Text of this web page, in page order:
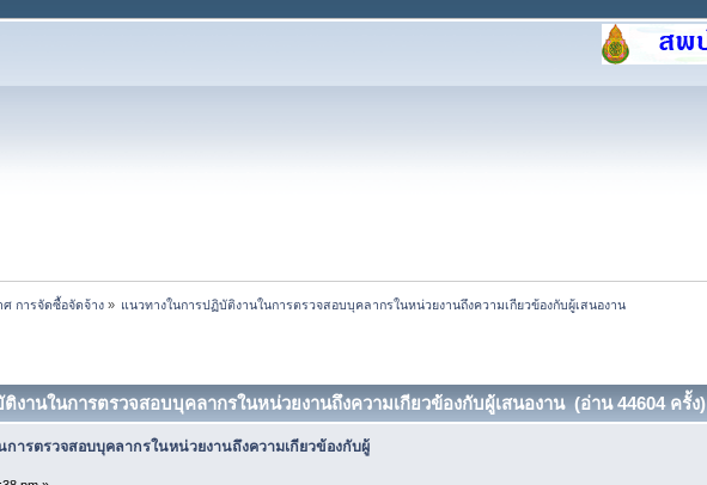
การจัดซื้อจัดจ้าง » แนวทางในการปฏิบัติงานในการตรวจสอบบุคลากรในหน่วยงานถึงความเกียวข้องกับผู้เสนองาน
งานในการตรวจสอบบุคลากรในหน่วยงานถึงความเกียวข้องกับผู้เสนองาน (อ่าน 44604 ครั้ง)
ารตรวจสอบบุคลากรในหน่วยงานถึงความเกียวข้องกับผู้